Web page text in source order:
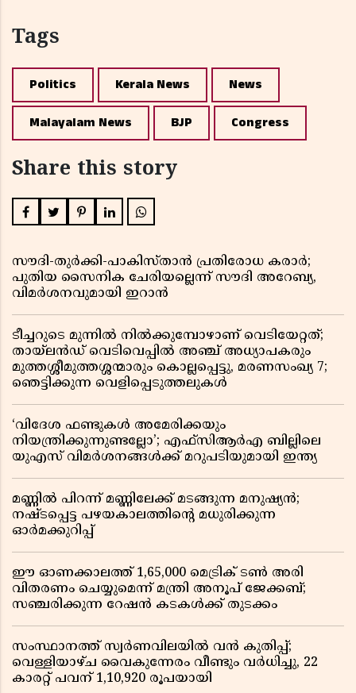
Tags
Politics Kerala News News
Malayalam News BJP Congress
Share this story
സൗദി-തുർക്കി-പാകിസ്താൻ പ്രതിരോധ കരാർ;
പുതിയ സൈനിക ചേരിയല്ലെന്ന് സൗദി അറേബ്യ,
വിമർശനവുമായി ഇറാൻ
ടീച്ചറുടെ മുന്നിൽ നിൽക്കുമ്പോഴാണ് വെടിയേറ്റത്;
തായ്‌ലൻഡ് വെടിവെപ്പിൽ അഞ്ച് അധ്യാപകരും
മുത്തശ്ശീമുത്തശ്ശന്മാരും കൊല്ലപ്പെട്ടു, മരണസംഖ്യ 7;
ഞെട്ടിക്കുന്ന വെളിപ്പെടുത്തലുകൾ
‘വിദേശ ഫണ്ടുകൾ അമേരിക്കയും
നിയന്ത്രിക്കുന്നുണ്ടല്ലോ’; എഫ്സിആർഎ ബില്ലിലെ
യുഎസ് വിമർശനങ്ങൾക്ക് മറുപടിയുമായി ഇന്ത്യ
മണ്ണിൽ പിറന്ന് മണ്ണിലേക്ക് മടങ്ങുന്ന മനുഷ്യൻ;
നഷ്ടപ്പെട്ട പഴയകാലത്തിൻ്റെ മധുരിക്കുന്ന
ഓർമക്കുറിപ്പ്
ഈ ഓണക്കാലത്ത് 1,65,000 മെട്രിക് ടൺ അരി
വിതരണം ചെയ്യുമെന്ന് മന്ത്രി അനൂപ് ജേക്കബ്;
സഞ്ചരിക്കുന്ന റേഷൻ കടകൾക്ക് തുടക്കം
സംസ്ഥാനത്ത് സ്വർണവിലയിൽ വൻ കുതിപ്പ്;
വെള്ളിയാഴ്ച വൈകുന്നേരം വീണ്ടും വർധിച്ചു, 22
കാരറ്റ് പവന് 1,10,920 രൂപയായി